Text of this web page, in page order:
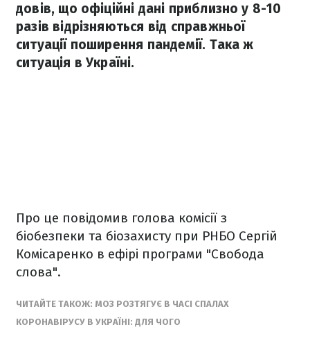
довів, що офіційні дані приблизно у 8-10
разів відрізняються від справжньої
ситуації поширення пандемії. Така ж
ситуація в Україні.
Про це повідомив голова комісії з
біобезпеки та біозахисту при РНБО Сергій
Комісаренко в ефірі програми "Свобода
слова".
ЧИТАЙТЕ ТАКОЖ: МОЗ РОЗТЯГУЄ В ЧАСІ СПАЛАХ
КОРОНАВІРУСУ В УКРАЇНІ: ДЛЯ ЧОГО